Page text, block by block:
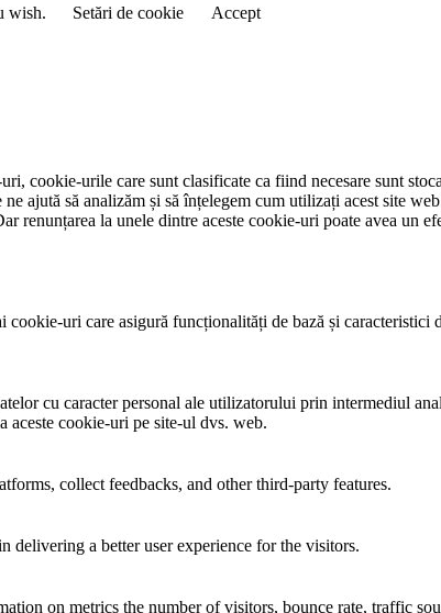
wish. Setări de cookie Accept
cookie-urile care sunt clasificate ca fiind necesare sunt
ajută să analizăm și să înțelegem cum utilizați acest site
renunțarea la unele dintre aceste cookie-uri poate avea un
uri care asigură funcționalități de bază și caracteristici
cu caracter personal ale utilizatorului prin intermediul
cookie-uri pe site-ul dvs. web.
collect feedbacks, and other third-party features.
delivering a better user experience for the visitors.
on metrics the number of visitors, bounce rate, traffic